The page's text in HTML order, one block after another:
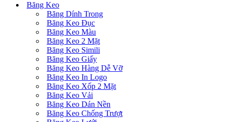
Băng Keo
Băng Dính Trong
Băng Keo Đục
Băng Keo Màu
Băng Keo 2 Mặt
Băng Keo Simili
Băng Keo Giấy
Băng Keo Hàng Dễ Vỡ
Băng Keo In Logo
Băng Keo Xốp 2 Mặt
Băng Keo Vải
Băng Keo Dán Nền
Băng Keo Chống Trượt